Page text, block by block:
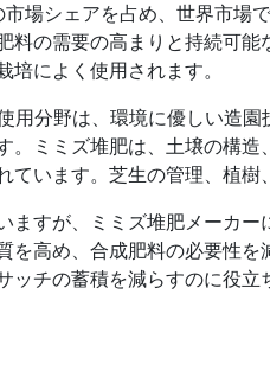
場シェアを占め、世界市場
料の需要の高まりと持続可
によく使用されます。
用分野は、環境に優しい造
。ミミズ堆肥は、土壌の構
います。芝生の管理、植樹
ますが、ミミズ堆肥メーカ
を高め、合成肥料の必要性
チの蓄積を減らすのに役立